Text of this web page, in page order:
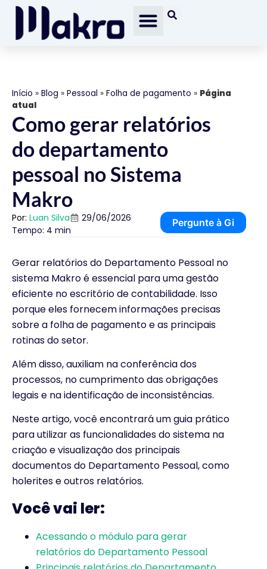
Início » Blog » Pessoal » Folha de pagamento » Página
atual
Como gerar relatórios
do departamento
pessoal no Sistema
Makro
Por: Luan Silva
29/06/2026
Tempo: 4 min
Pergunte à Gi
Gerar relatórios do Departamento Pessoal no
sistema Makro é essencial para uma gestão
eficiente no escritório de contabilidade. Isso
porque eles fornecem informações precisas
sobre a folha de pagamento e as principais
rotinas do setor.
Além disso, auxiliam na conferência dos
processos, no cumprimento das obrigações
legais e na identificação de inconsistências.
Neste artigo, você encontrará um guia prático
para utilizar as funcionalidades do sistema na
criação e visualização dos principais
documentos do Departamento Pessoal, como
holerites e outros relatórios.
Você vai ler:
Acessando o módulo para gerar
relatórios do Departamento Pessoal